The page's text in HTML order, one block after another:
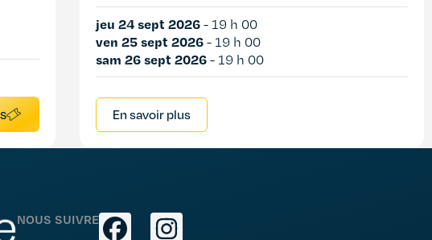
jeu 24 sept 2026 - 19 h 00
ven 25 sept 2026 - 19 h 00
sam 26 sept 2026 - 19 h 00
En savoir plus
NOUS SUIVRE